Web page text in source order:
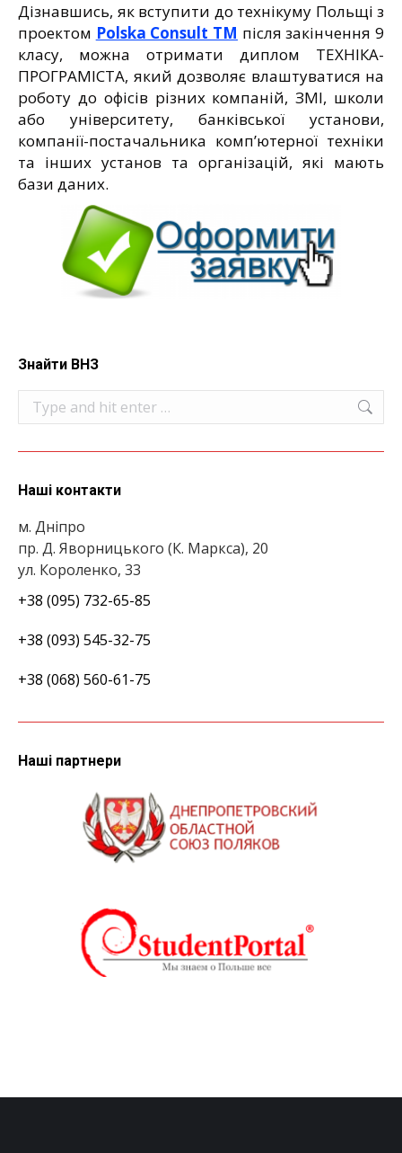
Дізнавшись, як вступити до технікуму Польщі з
проектом Polska Consult TM після закінчення 9
класу, можна отримати диплом ТЕХНІКА-
ПРОГРАМІСТА, який дозволяє влаштуватися на
роботу до офісів різних компаній, ЗМІ, школи
або університету, банківської установи,
компанії-постачальника комп’ютерної техніки
та інших установ та організацій, які мають
бази даних.
Знайти ВНЗ
Search:
Наші контакти
м. Дніпро
пр. Д. Яворницького (К. Маркса), 20
ул. Короленко, 33
+38 (095) 732-65-85
+38 (093) 545-32-75
+38 (068) 560-61-75
Наші партнери